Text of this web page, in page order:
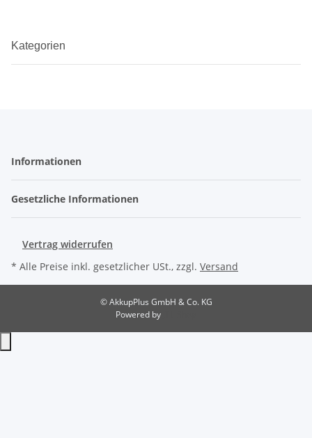
Kategorien
Informationen
Gesetzliche Informationen
Vertrag widerrufen
* Alle Preise inkl. gesetzlicher USt., zzgl. Versand
© AkkupPlus GmbH & Co. KG
Powered by